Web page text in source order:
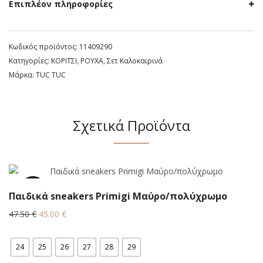
Επιπλέον πληροφορίες
Κωδικός προϊόντος: 11409290
Κατηγορίες: ΚΟΡΙΤΣΙ, ΡΟΥΧΑ, Σετ Καλοκαιρινά
Μάρκα: TUC TUC
Σχετικά Προϊόντα
Παιδικά sneakers Primigi Μαύρο/πολύχρωμο
47.50€ Original
was:
47.50 €.
45.00 €Η
τιμή
είναι:
24 25 26 27 28 29